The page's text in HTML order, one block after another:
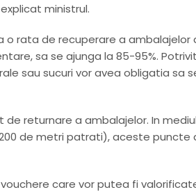
explicat ministrul.
o rata de recuperare a ambalajelor
sa se ajunga la 85-95%.
sau sucuri vor avea obligatia sa
returnare a ambalajelor. In
de metri patrati), aceste puncte
care vor putea fi